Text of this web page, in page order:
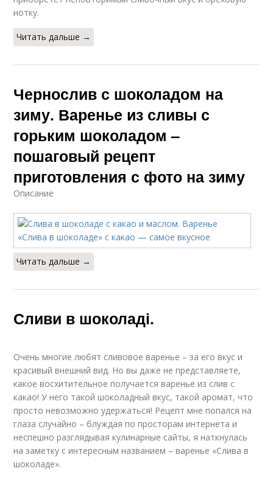
нотку.
Читать дальше →
Чернослив с шоколадом на
зиму. Варенье из сливы с
горьким шоколадом –
пошаговый рецепт
приготовления с фото на зиму
Описание
Читать дальше →
Сливи в шоколаді.
Очень многие любят сливовое варенье – за его вкус и
красивый внешний вид. Но вы даже не представляете,
какое восхитительное получается варенье из слив с
какао! У него такой шоколадный вкус, такой аромат, что
просто невозможно удержаться! Рецепт мне попался на
глаза случайно – блуждая по просторам интернета и
неспешно разглядывая кулинарные сайты, я наткнулась
на заметку с интересным названием – варенье «Слива в
шоколаде».